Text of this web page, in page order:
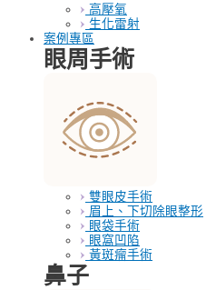
高壓氧
生化雷射
案例專區
眼周手術
雙眼皮手術
眉上、下切除眼整形
眼袋手術
眼窩凹陷
黃斑瘤手術
鼻子